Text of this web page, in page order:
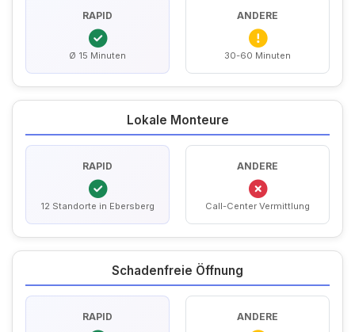
RAPID
Ø 15 Minuten
ANDERE
30-60 Minuten
Lokale Monteure
RAPID
12 Standorte in Ebersberg
ANDERE
Call-Center Vermittlung
Schadenfreie Öffnung
RAPID ANDERE